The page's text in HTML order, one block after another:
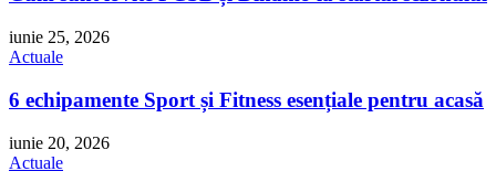
iunie 25, 2026
Actuale
6 echipamente Sport și Fitness esențiale pentru acasă
iunie 20, 2026
Actuale